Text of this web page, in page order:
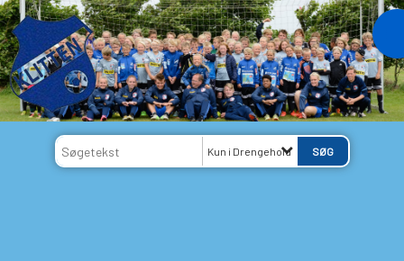
Kun i Drengehold